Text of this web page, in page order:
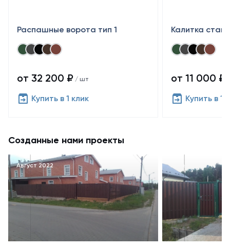
Распашные ворота тип 1
от 32 200 ₽ / шт
Купить в 1 клик
Калитка
от 11 000 ₽
Купить в 1
Созданные нами проекты
Август 2022 Июнь 2022